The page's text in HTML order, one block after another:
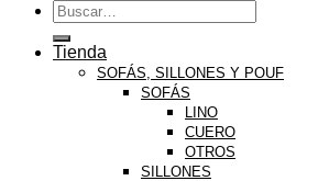
Buscar
por:
Tienda
SOFÁS, SILLONES Y POUF
SOFÁS
LINO
CUERO
OTROS
SILLONES